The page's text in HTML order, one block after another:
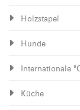
Holzstapel
Hunde
Internationale
Küche